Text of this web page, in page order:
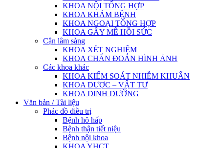
KHOA NỘI TỔNG HỢP
KHOA KHÁM BỆNH
KHOA NGOẠI TỔNG HỢP
KHOA GÂY MÊ HỒI SỨC
Cận lâm sàng
KHOA XÉT NGHIỆM
KHOA CHẨN ĐOÁN HÌNH ẢNH
Các khoa khác
KHOA KIỂM SOÁT NHIỄM KHUẨN
KHOA DƯỢC – VẬT TƯ
KHOA DINH DƯỠNG
Văn bản / Tài liệu
Phác đồ điều trị
Bệnh hô hấp
Bệnh thận tiết niệu
Bệnh nội khoa
KHOA YHCT